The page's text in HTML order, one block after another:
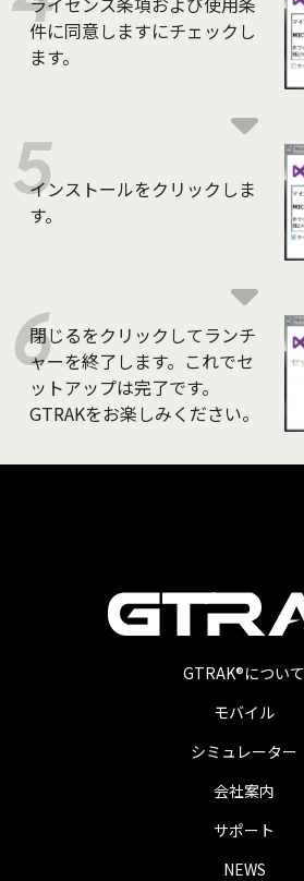
件に同意しますにチェックし
ます。
インストールをクリックしま
す。
閉じるをクリックしてランチ
ャーを終了します。これでセ
ットアップは完了です。
GTRAKをお楽しみください。
GTRAK®について
モバイル
シミュレーター
会社案内
サポート
NEWS